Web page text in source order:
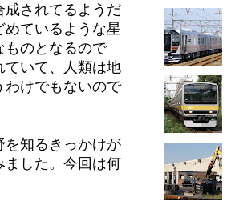
成されてるようだ
ているような星
ものとなるので
ていて、人類は地
わけでもないので
を知るきっかけが
ました。今回は何